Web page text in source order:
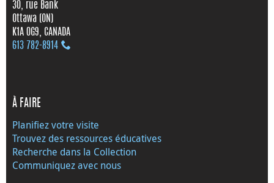
30, rue Bank
Ottawa (ON)
K1A 0G9, CANADA
613 782‑8914
À FAIRE
Planifiez votre visite
Trouvez des ressources éducatives
Recherche dans la Collection
Communiquez avec nous